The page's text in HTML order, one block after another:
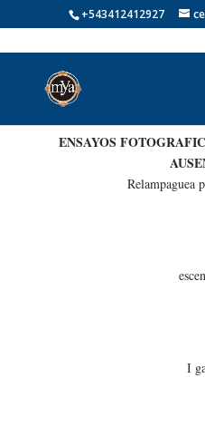
+543412412927
ENSAYOS
Relampaguea
I